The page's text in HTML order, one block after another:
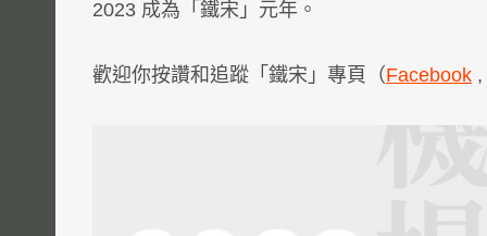
2023 成為「鐵宋」元年。
歡迎你按讚和追蹤「鐵宋」專頁（Facebook ,